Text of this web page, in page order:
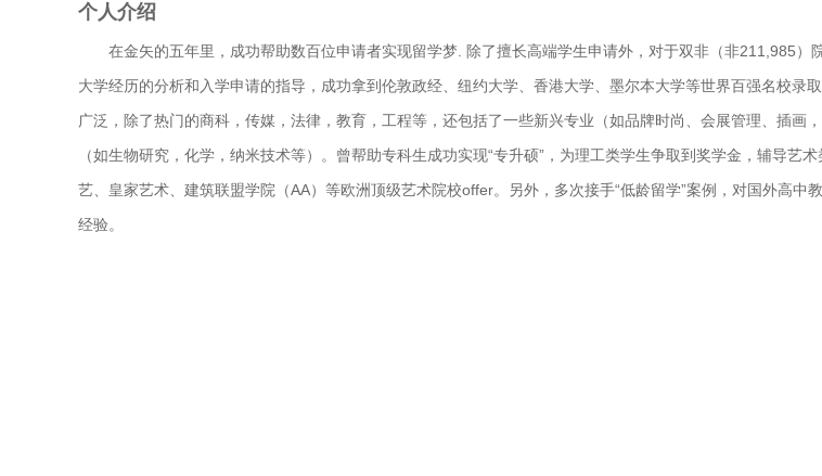
个人介绍
在金矢的五年里，成功帮助数百位申请者实现留学梦. 除了擅长高端学生申请外，对于双非（非211,985）
大学经历的分析和入学申请的指导，成功拿到伦敦政经、纽约大学、香港大学、墨尔本大学等世界百强名校录
广泛，除了热门的商科，传媒，法律，教育，工程等，还包括了一些新兴专业（如品牌时尚、会展管理、插画
（如生物研究，化学，纳米技术等）。曾帮助专科生成功实现“专升硕”，为理工类学生争取到奖学金，辅导艺
艺、皇家艺术、建筑联盟学院（AA）等欧洲顶级艺术院校offer。另外，多次接手“低龄留学”案例，对国外高中
经验。